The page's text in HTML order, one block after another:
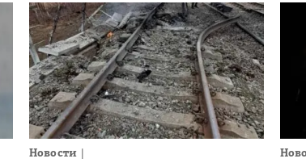
Новости